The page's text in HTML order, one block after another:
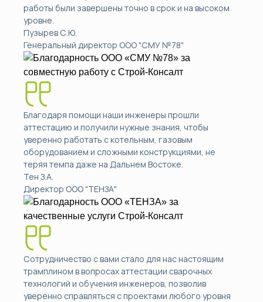
работы были завершены точно в срок и на высоком
уровне.
Пузырев С.Ю.
Генеральный директор ООО "СМУ №78"
Благодаря помощи наши инженеры прошли
аттестацию и получили нужные знания, чтобы
уверенно работать с котельным, газовым
оборудованием и сложными конструкциями, не
теряя темпа даже на Дальнем Востоке.
Тен З.А.
Директор ООО "ТЕНЗА"
Сотрудничество с вами стало для нас настоящим
трамплином в вопросах аттестации сварочных
технологий и обучения инженеров, позволив
уверенно справляться с проектами любого уровня